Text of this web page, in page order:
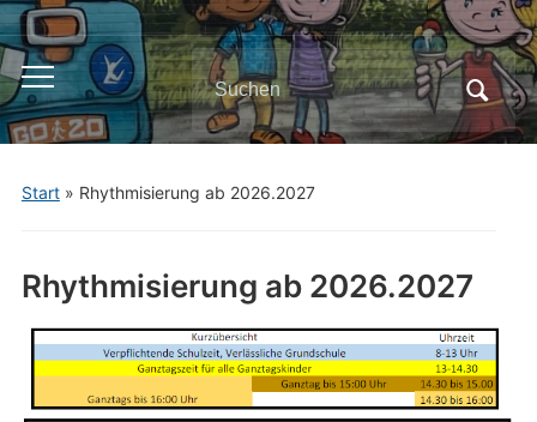
Toggle
mobile
menu
Search
for:
Start» Rhythmisierung ab 2026.2027
Rhythmisierung ab 2026.2027